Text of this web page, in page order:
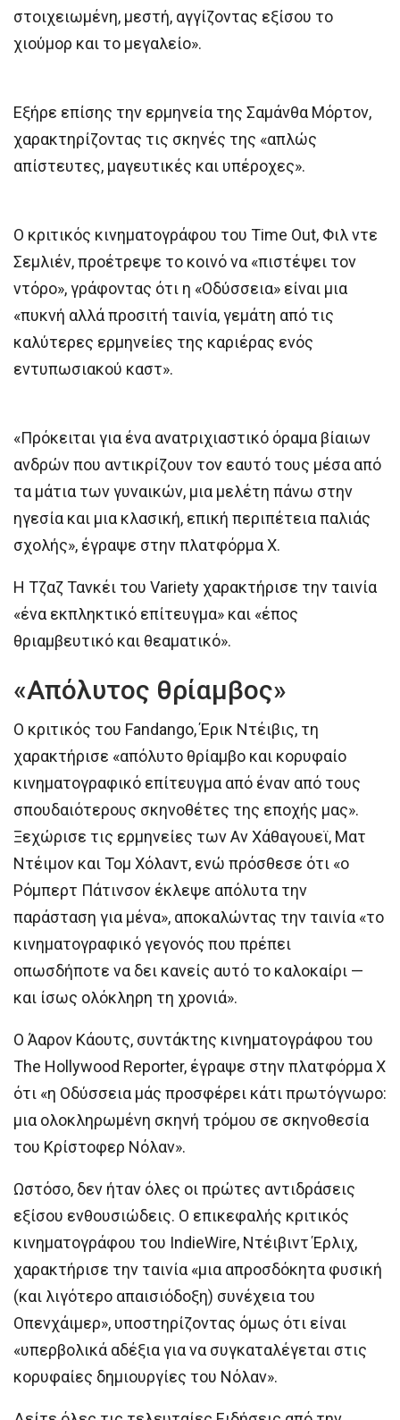
στοιχειωμένη, μεστή, αγγίζοντας εξίσου το
χιούμορ και το μεγαλείο».
Εξήρε επίσης την ερμηνεία της Σαμάνθα Μόρτον,
χαρακτηρίζοντας τις σκηνές της «απλώς
απίστευτες, μαγευτικές και υπέροχες».
Ο κριτικός κινηματογράφου του Time Out, Φιλ ντε
Σεμλιέν, προέτρεψε το κοινό να «πιστέψει τον
ντόρο», γράφοντας ότι η «Οδύσσεια» είναι μια
«πυκνή αλλά προσιτή ταινία, γεμάτη από τις
καλύτερες ερμηνείες της καριέρας ενός
εντυπωσιακού καστ».
«Πρόκειται για ένα ανατριχιαστικό όραμα βίαιων
ανδρών που αντικρίζουν τον εαυτό τους μέσα από
τα μάτια των γυναικών, μια μελέτη πάνω στην
ηγεσία και μια κλασική, επική περιπέτεια παλιάς
σχολής», έγραψε στην πλατφόρμα X.
Η Τζαζ Τανκέι του Variety χαρακτήρισε την ταινία
«ένα εκπληκτικό επίτευγμα» και «έπος
θριαμβευτικό και θεαματικό».
«Απόλυτος θρίαμβος»
Ο κριτικός του Fandango, Έρικ Ντέιβις, τη
χαρακτήρισε «απόλυτο θρίαμβο και κορυφαίο
κινηματογραφικό επίτευγμα από έναν από τους
σπουδαιότερους σκηνοθέτες της εποχής μας».
Ξεχώρισε τις ερμηνείες των Αν Χάθαγουεϊ, Ματ
Ντέιμον και Τομ Χόλαντ, ενώ πρόσθεσε ότι «ο
Ρόμπερτ Πάτινσον έκλεψε απόλυτα την
παράσταση για μένα», αποκαλώντας την ταινία «το
κινηματογραφικό γεγονός που πρέπει
οπωσδήποτε να δει κανείς αυτό το καλοκαίρι —
και ίσως ολόκληρη τη χρονιά».
Ο Άαρον Κάουτς, συντάκτης κινηματογράφου του
The Hollywood Reporter, έγραψε στην πλατφόρμα X
ότι «η Οδύσσεια μάς προσφέρει κάτι πρωτόγνωρο:
μια ολοκληρωμένη σκηνή τρόμου σε σκηνοθεσία
του Κρίστοφερ Νόλαν».
Ωστόσο, δεν ήταν όλες οι πρώτες αντιδράσεις
εξίσου ενθουσιώδεις. Ο επικεφαλής κριτικός
κινηματογράφου του IndieWire, Ντέιβιντ Έρλιχ,
χαρακτήρισε την ταινία «μια απροσδόκητα φυσική
(και λιγότερο απαισιόδοξη) συνέχεια του
Οπενχάιμερ», υποστηρίζοντας όμως ότι είναι
«υπερβολικά αδέξια για να συγκαταλέγεται στις
κορυφαίες δημιουργίες του Νόλαν».